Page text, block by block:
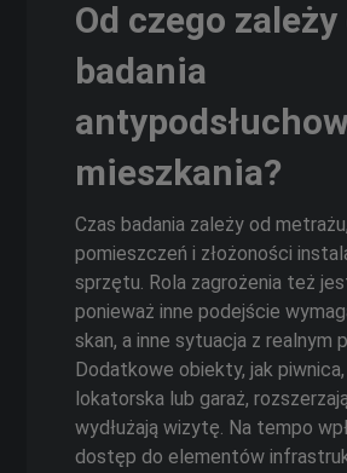
Od czego zależy
badania
mieszkania?
Czas badania zależy od
pomieszczeń i złożoności
sprzętu. Rola zagrożenia też
ponieważ inne podejście
skan, a inne sytuacja z realnym
Dodatkowe obiekty, jak
lokatorska lub garaż,
wydłużają wizytę. Na tempo
dostęp do elementów